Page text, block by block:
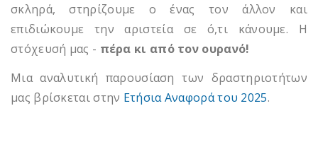
σκληρά, στηρίζουμε ο ένας τον άλλον και
επιδιώκουμε την αριστεία σε ό,τι κάνουμε. Η
στόχευσή μας - πέρα κι από τον ουρανό!
Μια αναλυτική παρουσίαση των δραστηριοτήτων
μας βρίσκεται στην Ετήσια Αναφορά του 2025.